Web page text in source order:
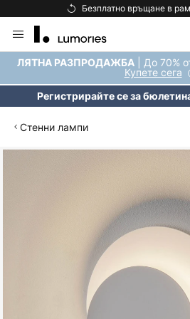
Безплатно връщане в
Прескачане
към
съдържанието
ЛЯТНА РАЗПРОДАЖБА | До 70%
Купете сега
Регистрирайте се за
Стенни лампи